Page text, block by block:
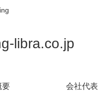
libra.co.jp
要 会社代表